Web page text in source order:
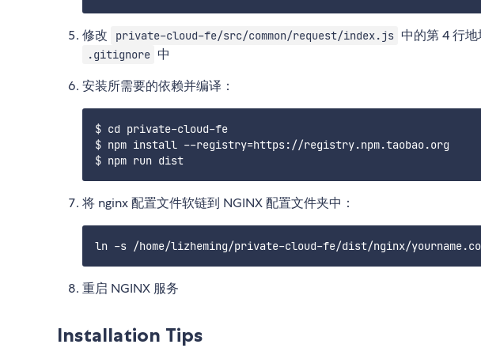
修改 private-cloud-fe/src/common/request/index.js 中的第 4 行
.gitignore 中
安装所需要的依赖并编译：
$ cd private-cloud-fe
$ npm install --registry=https://registry.npm.taobao.org
将 nginx 配置文件软链到 NGINX 配置文件夹中：
重启 NGINX 服务
Installation Tips